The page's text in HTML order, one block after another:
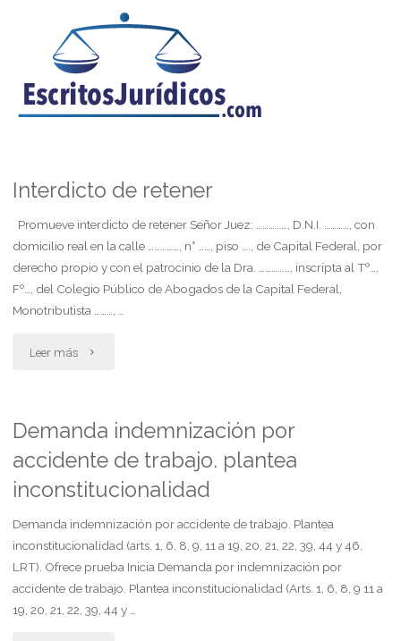
Interdicto de retener
Promueve interdicto de retener Señor Juez: ……………, D.N.I. …………, con
domicilio real en la calle ……………, n° ……, piso …., de Capital Federal, por
derecho propio y con el patrocinio de la Dra. ……………, inscripta al Tº…,
Fº…, del Colegio Público de Abogados de la Capital Federal,
Monotributista ………, …
Leer más "Interdicto
retener"
Demanda indemnización por
accidente de trabajo. plantea
inconstitucionalidad
Demanda indemnización por accidente de trabajo. Plantea
inconstitucionalidad (arts. 1, 6, 8, 9, 11 a 19, 20, 21, 22, 39, 44 y 46,
LRT). Ofrece prueba Inicia Demanda por indemnización por
accidente de trabajo. Plantea inconstitucionalidad (Arts. 1, 6, 8, 9 11 a
19, 20, 21, 22, 39, 44 y …